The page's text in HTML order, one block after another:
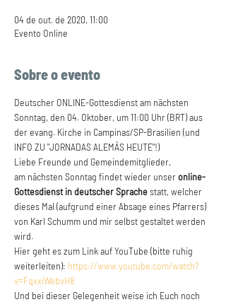
04 de out. de 2020, 11:00
Evento Online
Sobre o evento
Deutscher ONLINE-Gottesdienst am nächsten
Sonntag, den 04. Oktober, um 11:00 Uhr (BRT) aus
der evang. Kirche in Campinas/SP-Brasilien (und
INFO ZU "JORNADAS ALEMÃS HEUTE"!)
Liebe Freunde und Gemeindemitglieder,
am nächsten Sonntag findet wieder unser online-
Gottesdienst in deutscher Sprache statt, welcher
dieses Mal (aufgrund einer Absage eines Pfarrers)
von Karl Schumm und mir selbst gestaltet werden
wird.
Hier geht es zum Link auf YouTube (bitte ruhig
weiterleiten): https://www.youtube.com/watch?
v=FqxxiWebvH8
Und bei dieser Gelegenheit weise ich Euch noch